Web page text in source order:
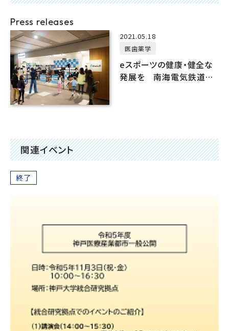
Press releases
2021.05.18
医歯薬学
eスポーツの健康・健全な
発展を 南海電気鉄道株
関連イベント
終了